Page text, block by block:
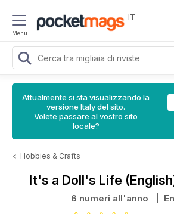
Menu
IT
Attualmente si sta visualizzando la
versione Italy del sito.
Volete passare al vostro sito
locale?
< Hobbies & Crafts
It's a Doll's Life
6 numeri all'anno |